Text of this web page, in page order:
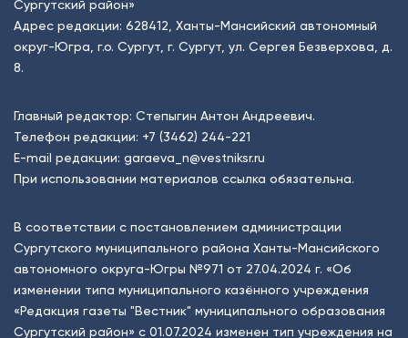
Сургутский район»
Адрес редакции: 628412, Ханты-Мансийский автономный
округ-Югра, г.о. Сургут, г. Сургут, ул. Сергея Безверхова, д.
8.
Главный редактор: Степыгин Антон Андреевич.
Телефон редакции: +7 (3462) 244-221
E-mail редакции: garaeva_n@vestniksr.ru
При использовании материалов ссылка обязательна.
В соответствии с постановлением администрации
Сургутского муниципального района Ханты-Мансийского
автономного округа-Югры №971 от 27.04.2024 г. «Об
изменении типа муниципального казённого учреждения
«Редакция газеты "Вестник" муниципального образования
Сургутский район» с 01.07.2024 изменен тип учреждения на